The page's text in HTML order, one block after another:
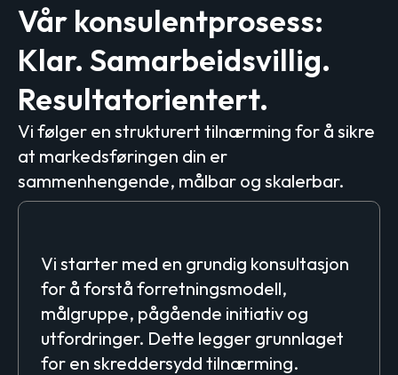
Vår konsulentprosess:
Klar. Samarbeidsvillig.
Resultatorientert.
Vi følger en strukturert tilnærming for å sikre
at markedsføringen din er
sammenhengende, målbar og skalerbar.
Vi starter med en grundig konsultasjon
for å forstå forretningsmodell,
målgruppe, pågående initiativ og
utfordringer. Dette legger grunnlaget
for en skreddersydd tilnærming.